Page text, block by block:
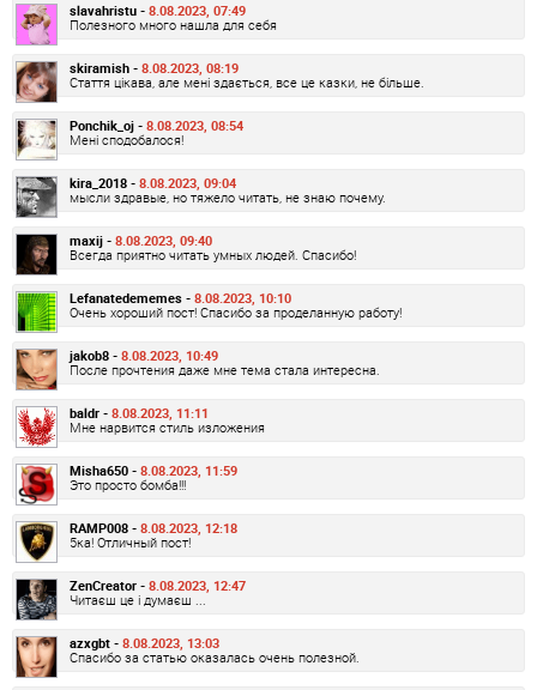
slavahristu - 8.08.2023, 07:49
Полезного много нашла для себя
skiramish - 8.08.2023, 08:19
Стаття цікава, але мені здається, все це казки, не більше.
Ponchik_oj - 8.08.2023, 08:54
Мені сподобалося!
kira_2018 - 8.08.2023, 09:04
мысли здравые, но тяжело читать, не знаю почему.
maxij - 8.08.2023, 09:40
Всегда приятно читать умных людей. Спасибо!
Lefanatedememes - 8.08.2023, 10:10
Очень хороший пост! Спасибо за проделанную работу!
jakob8 - 8.08.2023, 10:49
После прочтения даже мне тема стала интересна.
baldr - 8.08.2023, 11:11
Мне нарвится стиль изложения
Misha650 - 8.08.2023, 11:59
Это просто бомба!!!
RAMP008 - 8.08.2023, 12:18
5ка! Отличный пост!
ZenCreator - 8.08.2023, 12:47
Читаєш це і думаєш ...
azxgbt - 8.08.2023, 13:03
Спасибо за статью оказалась очень полезной.